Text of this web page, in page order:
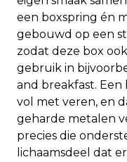
een boxspring én
gebouwd op een
zodat deze box
gebruik in
and breakfast. Een
vol met veren, en
geharde metalen
precies die
lichaamsdeel dat